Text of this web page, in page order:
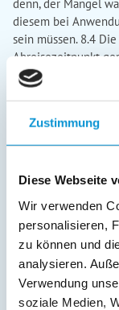
Zustimmung
Diese Webseite
Wir verwenden
personalisieren,
zu können und
analysieren.
Verwendung
soziale Medien,